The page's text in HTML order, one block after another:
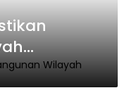
Prioritas